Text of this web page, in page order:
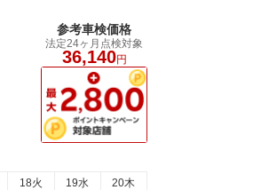
参考車検価格
法定24ヶ月点検対象
36,140円
18火 19水 20木